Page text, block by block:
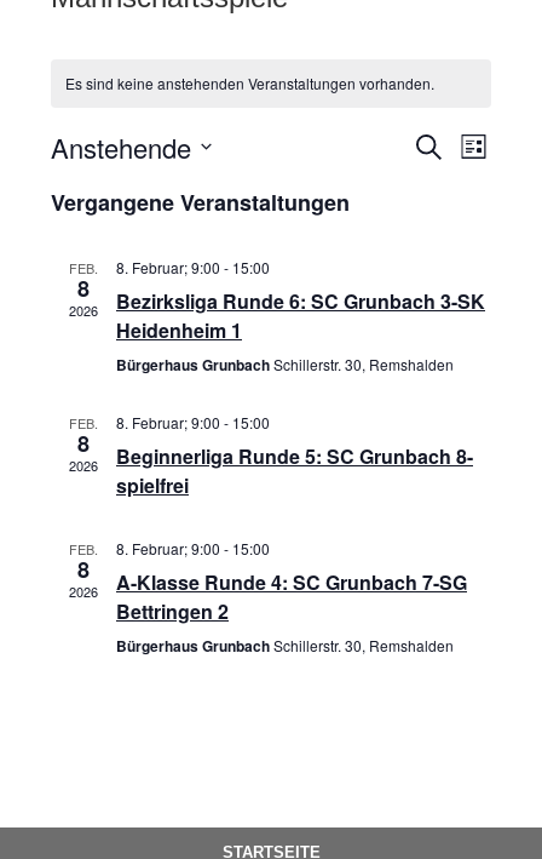
Es sind keine anstehenden Veranstaltungen vorhanden.
SUCHE
LISTE
Anstehende
wählen.
Vergangene Veranstaltungen
FEB.
8
2026
8. Februar; 9:00 - 15:00
Bezirksliga Runde 6: SC Grunbach 3-SK
Heidenheim 1
Bürgerhaus GrunbachSchillerstr. 30, Remshalden
FEB.
8
2026
8. Februar; 9:00 - 15:00
Beginnerliga Runde 5: SC Grunbach 8-
spielfrei
FEB.
8
2026
8. Februar; 9:00 - 15:00
A-Klasse Runde 4: SC Grunbach 7-SG
Bettringen 2
Bürgerhaus GrunbachSchillerstr. 30, Remshalden
STARTSEITE